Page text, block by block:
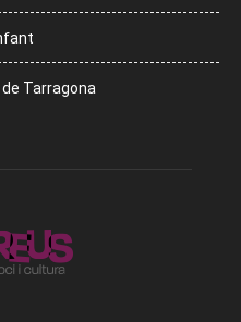
Tarragona